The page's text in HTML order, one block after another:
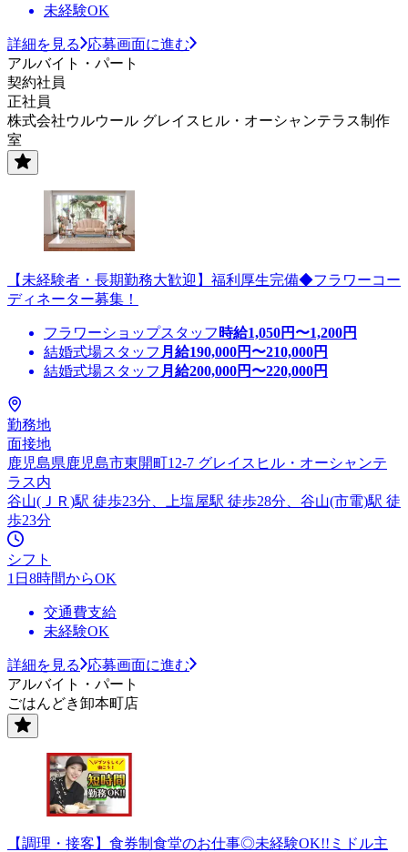
未経験OK
詳細を見る
応募画面に進む
アルバイト・パート
契約社員
正社員
株式会社ウルウール グレイスヒル・オーシャンテラス制作
室
【未経験者・長期勤務大歓迎】福利厚生完備◆フラワーコー
ディネーター募集！
フラワーショップスタッフ 時給1,050円〜1,200円
結婚式場スタッフ 月給190,000円〜210,000円
結婚式場スタッフ 月給200,000円〜220,000円
勤務地
面接地
鹿児島県鹿児島市東開町12-7 グレイスヒル・オーシャンテ
ラス内
谷山(ＪＲ)駅 徒歩23分、上塩屋駅 徒歩28分、谷山(市電)駅 徒
歩23分
シフト
1日8時間からOK
交通費支給
未経験OK
詳細を見る
応募画面に進む
アルバイト・パート
ごはんどき卸本町店
【調理・接客】食券制食堂のお仕事◎未経験OK!!ミドル主